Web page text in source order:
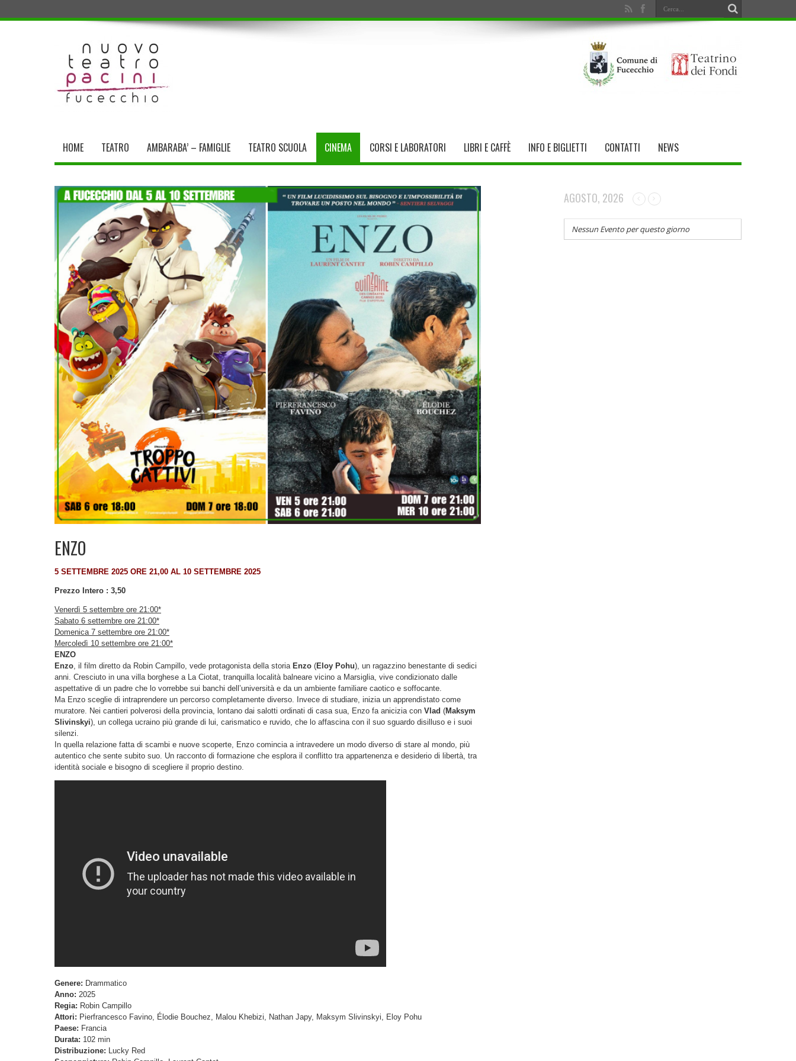
HOME TEATRO AMBARABA’ – FAMIGLIE TEATRO SCUOLA CINEMA CORSI E LABORATORI LIBRI E CAFFÈ INFO E BIGLIETTI CONTATTI NEWS
ENZO
5 SETTEMBRE 2025 ORE 21,00 AL 10 SETTEMBRE 2025
Prezzo Intero : 3,50
Venerdì 5 settembre ore 21:00*
Sabato 6 settembre ore 21:00*
Domenica 7 settembre ore 21:00*
Mercoledì 10 settembre ore 21:00*
ENZO
Enzo, il film diretto da Robin Campillo, vede protagonista della storia Enzo (Eloy Pohu), un ragazzino benestante di sedici
anni. Cresciuto in una villa borghese a La Ciotat, tranquilla località balneare vicino a Marsiglia, vive condizionato dalle
aspettative di un padre che lo vorrebbe sui banchi dell’università e da un ambiente familiare caotico e soffocante.
Ma Enzo sceglie di intraprendere un percorso completamente diverso. Invece di studiare, inizia un apprendistato come
muratore. Nei cantieri polverosi della provincia, lontano dai salotti ordinati di casa sua, Enzo fa anicizia con Vlad (Maksym
Slivinskyi), un collega ucraino più grande di lui, carismatico e ruvido, che lo affascina con il suo sguardo disilluso e i suoi
silenzi.
In quella relazione fatta di scambi e nuove scoperte, Enzo comincia a intravedere un modo diverso di stare al mondo, più
autentico che sente subito suo. Un racconto di formazione che esplora il conflitto tra appartenenza e desiderio di libertà, tra
identità sociale e bisogno di scegliere il proprio destino.
Genere: Drammatico
Anno: 2025
Regia: Robin Campillo
Attori: Pierfrancesco Favino, Élodie Bouchez, Malou Khebizi, Nathan Japy, Maksym Slivinskyi, Eloy Pohu
Paese: Francia
Durata: 102 min
Distribuzione: Lucky Red
AGOSTO, 2026
Nessun Evento per questo giorno